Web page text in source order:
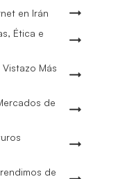
en Irán
Ética e
Más
de
de